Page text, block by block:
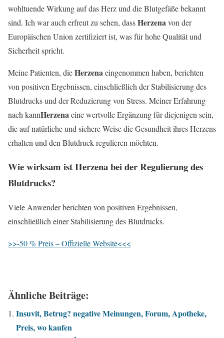
wohltuende Wirkung auf das Herz und die Blutgefäße bekannt
sind. Ich war auch erfreut zu sehen, dassHerzena von der
Europäischen Union zertifiziert ist, was für hohe Qualität und
Sicherheit spricht.
Meine Patienten, dieHerzena eingenommen haben, berichten
von positiven Ergebnissen, einschließlich der Stabilisierung des
Blutdrucks und der Reduzierung von Stress. Meiner Erfahrung
nach kannHerzena eine wertvolle Ergänzung für diejenigen sein,
die auf natürliche und sichere Weise die Gesundheit ihres Herzens
erhalten und den Blutdruck regulieren möchten.
Wie wirksam istHerzena bei der Regulierung des
Blutdrucks?
Viele Anwender berichten von positiven Ergebnissen,
einschließlich einer Stabilisierung des Blutdrucks.
>>-50 % Preis – Offizielle Website<<<
Ähnliche Beiträge:
Insuvit, Betrug? negative Meinungen, Forum, Apotheke,
Preis, wo kaufen